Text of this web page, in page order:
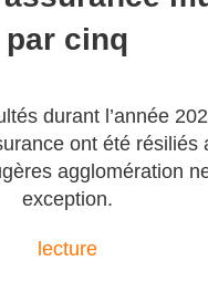
par cinq
durant l’année
ont été résiliés
agglomération
exception.
lecture